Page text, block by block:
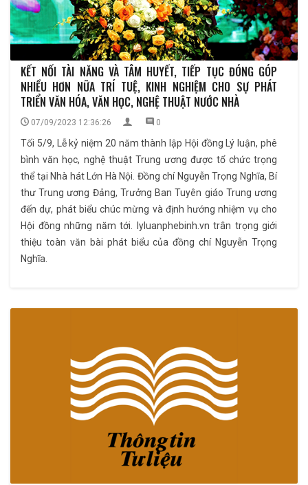
KẾT NỐI TÀI NĂNG VÀ TÂM HUYẾT, TIẾP TỤC ĐÓNG GÓP
NHIỀU HƠN NỮA TRÍ TUỆ, KINH NGHIỆM CHO SỰ PHÁT
TRIỂN VĂN HÓA, VĂN HỌC, NGHỆ THUẬT NƯỚC NHÀ
07/09/2023 12:36:26 0
Tối 5/9, Lễ kỷ niệm 20 năm thành lập Hội đồng Lý luận, phê
bình văn học, nghệ thuật Trung ương được tổ chức trọng
thể tại Nhà hát Lớn Hà Nội. Đồng chí Nguyễn Trọng Nghĩa, Bí
thư Trung ương Đảng, Trưởng Ban Tuyên giáo Trung ương
đến dự, phát biểu chúc mừng và định hướng nhiệm vụ cho
Hội đồng những năm tới. lyluanphebinh.vn trân trọng giới
thiệu toàn văn bài phát biểu của đồng chí Nguyễn Trọng
Nghĩa.